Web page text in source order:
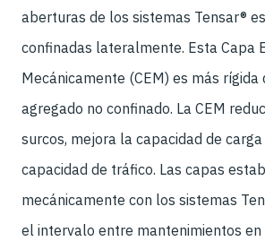
aberturas de los sistemas Tensar®
confinadas lateralmente. Esta Capa
Mecánicamente (CEM) es más rígida
agregado no confinado. La CEM
surcos, mejora la capacidad de
capacidad de tráfico. Las capas
mecánicamente con los sistemas
el intervalo entre mantenimientos en